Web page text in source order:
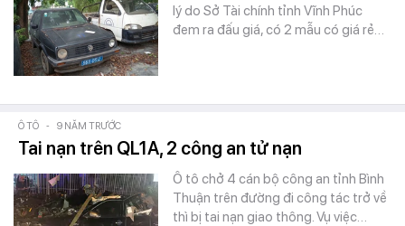
lý do Sở Tài chính tỉnh Vĩnh Phúc
đem ra đấu giá, có 2 mẫu có giá rẻ…
Ô TÔ - 9 NĂM TRƯỚC
Tai nạn trên QL1A, 2 công an tử nạn
Ô tô chở 4 cán bộ công an tỉnh Bình
Thuận trên đường đi công tác trở về
thì bị tai nạn giao thông. Vụ việc…